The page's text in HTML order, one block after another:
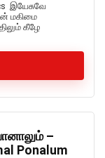
இயேசுவே
மகிமை
கீழே
–
Ponalum